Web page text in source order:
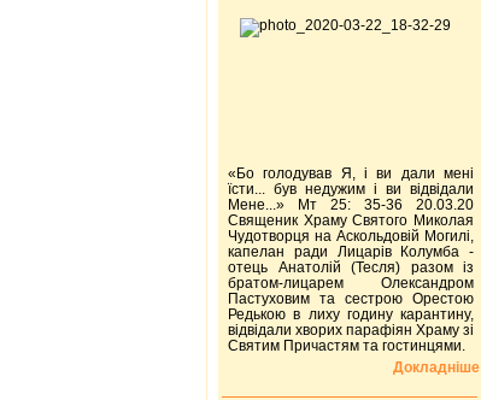
«Бо голодував Я, і ви дали мені
їсти... був недужим і ви відвідали
Мене...» Мт 25: 35-36 20.03.20
Священик Храму Святого Миколая
Чудотворця на Аскольдовій Могилі,
капелан ради Лицарів Колумба -
отець Анатолій (Тесля) разом із
братом-лицарем Олександром
Пастуховим та сестрою Орестою
Редькою в лиху годину карантину,
відвідали хворих парафіян Храму зі
Святим Причастям та гостинцями.
Докладніше